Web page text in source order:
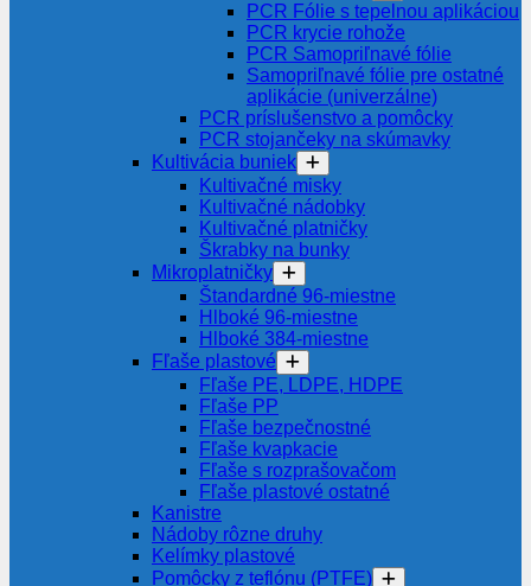
PCR Fólie s tepelnou aplikáciou
PCR krycie rohože
PCR Samopriľnavé fólie
Samopriľnavé fólie pre ostatné
aplikácie (univerzálne)
PCR príslušenstvo a pomôcky
PCR stojančeky na skúmavky
Kultivácia buniek
Kultivačné misky
Kultivačné nádobky
Kultivačné platničky
Škrabky na bunky
Mikroplatničky
Štandardné 96-miestne
Hlboké 96-miestne
Hlboké 384-miestne
Fľaše plastové
Fľaše PE, LDPE, HDPE
Fľaše PP
Fľaše bezpečnostné
Fľaše kvapkacie
Fľaše s rozprašovačom
Fľaše plastové ostatné
Kanistre
Nádoby rôzne druhy
Kelímky plastové
Pomôcky z teflónu (PTFE)